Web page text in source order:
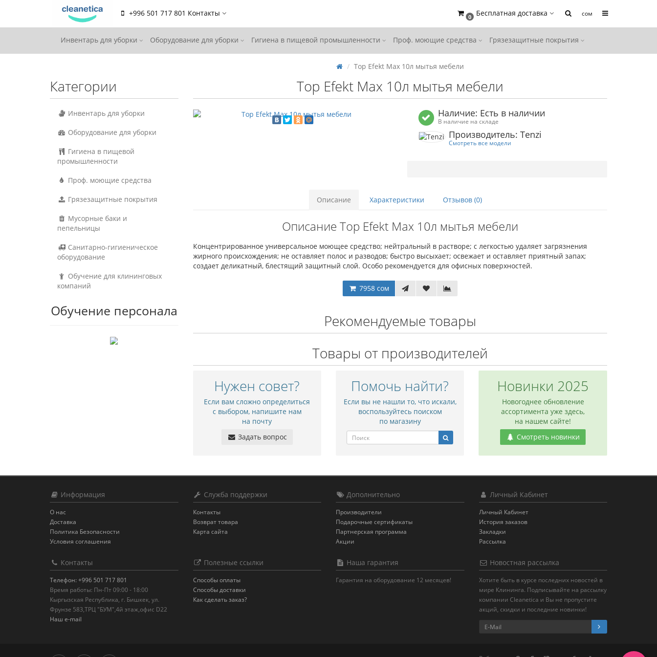
+996 501 717 801 Контакты 0 Бесплатная доставка сом
Инвентарь для уборки Оборудование для уборки Гигиена в пищевой промышленности Проф. моющие средства Грязезащитные покрытия
Категории
Инвентарь для уборки
Оборудование для уборки
Гигиена в пищевой
промышленности
Проф. моющие средства
Грязезащитные покрытия
Мусорные баки и
пепельницы
Санитарно-гигиеническое
оборудование
Обучение для клининговых
компаний
Обучение персонала
Top Efekt Max 10л мытья мебели
Top Efekt Max 10л мытья мебели
Наличие: Есть в наличии
В наличие на складе
Производитель: Tenzi
Смотреть все модели
Описание Характеристики Отзывов (0)
Описание Top Efekt Max 10л мытья мебели
Концентрированное универсальное моющее средство; нейтральный в растворе; с легкостью удаляет загрязнения
жирного происхождения; не оставляет полос и разводов; быстро высыхает; освежает и оставляет приятный запах;
создает деликатный, блестящий защитный слой. Особо рекомендуется для офисных поверхностей.
7958 сом
Рекомендуемые товары
Товары от производителей
Нужен совет?
Если вам сложно определиться
с выбором, напишите нам
на почту
Задать вопрос
Помочь найти?
Если вы не нашли то, что искали,
воспользуйтесь поиском
по магазину
Новинки 2025
Новогоднее обновление
ассортимента уже здесь,
на нашем сайте!
Смотреть новинки
Информация
О нас
Доставка
Политика Безопасности
Условия соглашения
Служба поддержки
Контакты
Возврат товара
Карта сайта
Дополнительно
Производители
Подарочные сертификаты
Партнерская программа
Акции
Личный Кабинет
Личный Кабинет
История заказов
Закладки
Рассылка
Контакты
Телефон: +996 501 717 801
Время работы: Пн-Пт 09:00 - 18:00
Кыргызская Республика, г. Бишкек, ул.
Фрунзе 583,ТРЦ "БУМ",4й этаж,офис D22
Наш e-mail
Полезные ссылки
Способы оплаты
Способы доставки
Как сделать заказ?
Наша гарантия
Гарантия на оборудование 12 месяцев!
Новостная рассылка
Хотите быть в курсе последних новостей в
мире Клининга. Подписывайте на рассылку
компании Cleanetica и Вы не пропустите
акций, скидки и последние новинки!